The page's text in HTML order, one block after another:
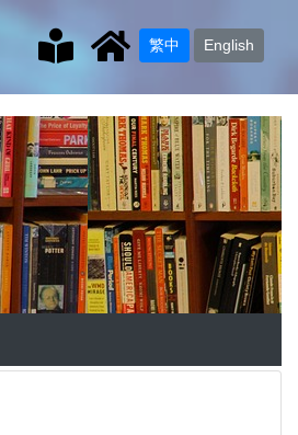
繁中 English